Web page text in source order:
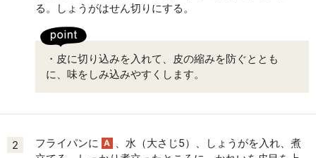
る。しょうがはせん切りにする。
・皮に切り込みを入れて、皮の縮みを防ぐととも
に、味をしみ込みやすくします。
2 フライパンに A 、水（大さじ5）、しょうがを入れ、煮